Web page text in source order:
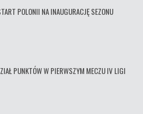
POLONII NA INAUGURACJĘ SEZONU
PUNKTÓW W PIERWSZYM MECZU IV LIGI